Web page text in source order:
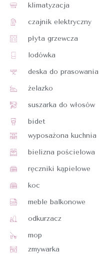
klimatyzacja
czajnik elektryczny
płyta grzewcza
lodówka
deska do prasowania
żelazko
suszarka do włosów
bidet
wyposażona kuchnia
bielizna pościelowa
ręczniki kąpielowe
koc
meble balkonowe
odkurzacz
mop
zmywarka